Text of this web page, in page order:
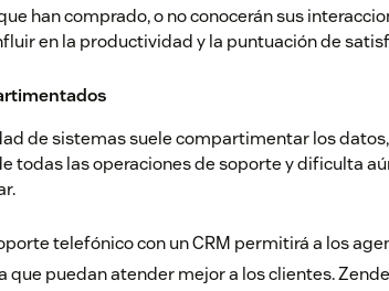
han comprado, o no conocerán sus
en la productividad y la puntuación de
de sistemas suele compartimentar los
todas las operaciones de soporte y dificulta
telefónico con un CRM permitirá a los
que puedan atender mejor a los clientes.